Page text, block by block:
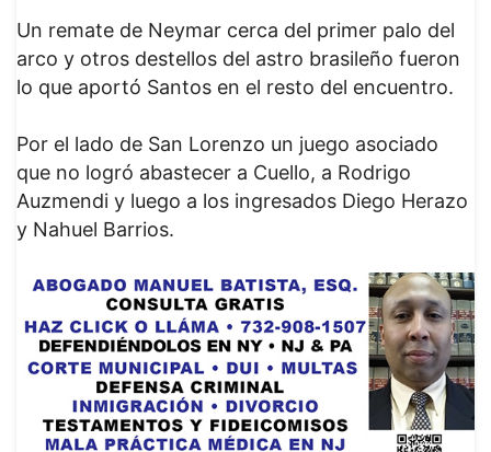
Un remate de Neymar cerca del primer palo del
arco y otros destellos del astro brasileño fueron
lo que aportó Santos en el resto del encuentro.
Por el lado de San Lorenzo un juego asociado
que no logró abastecer a Cuello, a Rodrigo
Auzmendi y luego a los ingresados Diego Herazo
y Nahuel Barrios.